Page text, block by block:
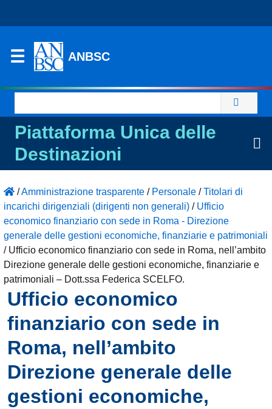
ANBSC
per:
Piattaforma Unica delle
Destinazioni
/Amministrazione trasparente / Personale /Titolari di
incarichi dirigenziali (dirigenti non generali) / Ufficio
economico finanziario con sede in Roma - Direzione
generale delle gestioni economiche, finanziarie e patrimoniali
/ Ufficio economico finanziario con sede in Roma, nell’ambito
Direzione generale delle gestioni economiche, finanziarie e
patrimoniali – Dott.ssa Federica SCELFO.
Ufficio economico
finanziario con sede in
Roma, nell’ambito
Direzione generale delle
gestioni economiche,